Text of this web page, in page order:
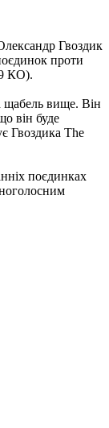
Гвоздик
проти
КО).
щабель вище. Він
він буде
Гвоздика The
поєдинках